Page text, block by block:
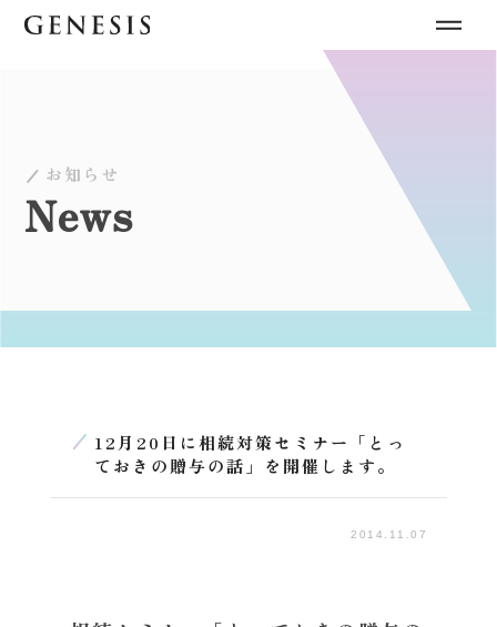
お知らせ
News
12月20日に相続対策セミナー「とっ
ておきの贈与の話」を開催します。
2014.11.07